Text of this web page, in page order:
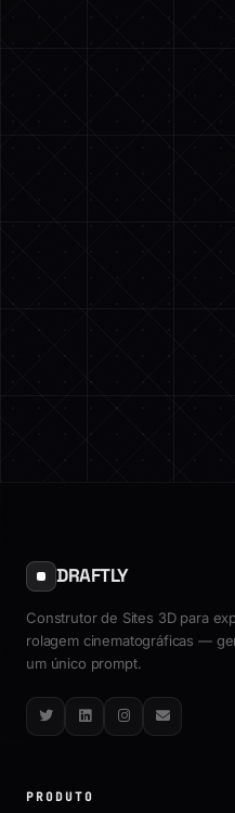
DRAFTLY
Construtor de Sites 3D para
rolagem cinematográficas —
um único prompt.
TwitterLinkedInInstagram
Email
PRODUTO